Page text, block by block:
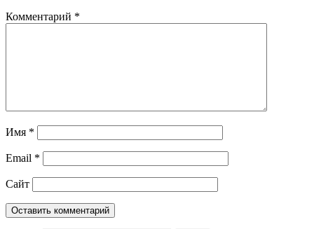
Комментарий *
Имя *
Email *
Сайт